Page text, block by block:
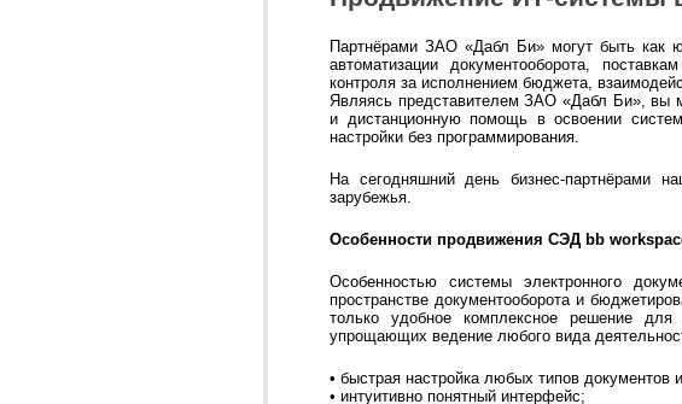
Партнёрами ЗАО «Дабл Би» могут быть как
автоматизации документооборота,
контроля за исполнением бюджета,
Являясь представителем ЗАО «Дабл Би», вы
и дистанционную помощь в освоении
настройки без программирования.
На сегодняшний день бизнес-партнёрами
зарубежья.
Особенности продвижения СЭД bb
Особенностью системы электронного
пространстве документооборота и
только удобное комплексное решение
упрощающих ведение любого вида
• быстрая настройка любых типов
• интуитивно понятный интерфейс;